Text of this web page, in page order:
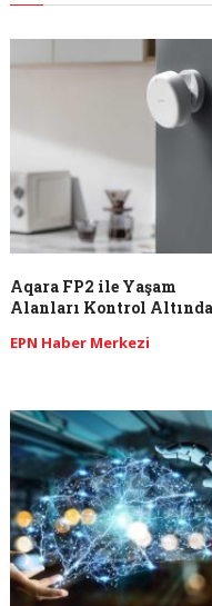
Aqara FP2 ile Yaşam
Alanları Kontrol Altında
EPN Haber Merkezi